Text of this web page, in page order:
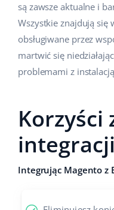
są zawsze aktualne i
Wszystkie znajdują się
obsługiwane przez
martwić się
problemami z
Korzyści
Integrując Magento z